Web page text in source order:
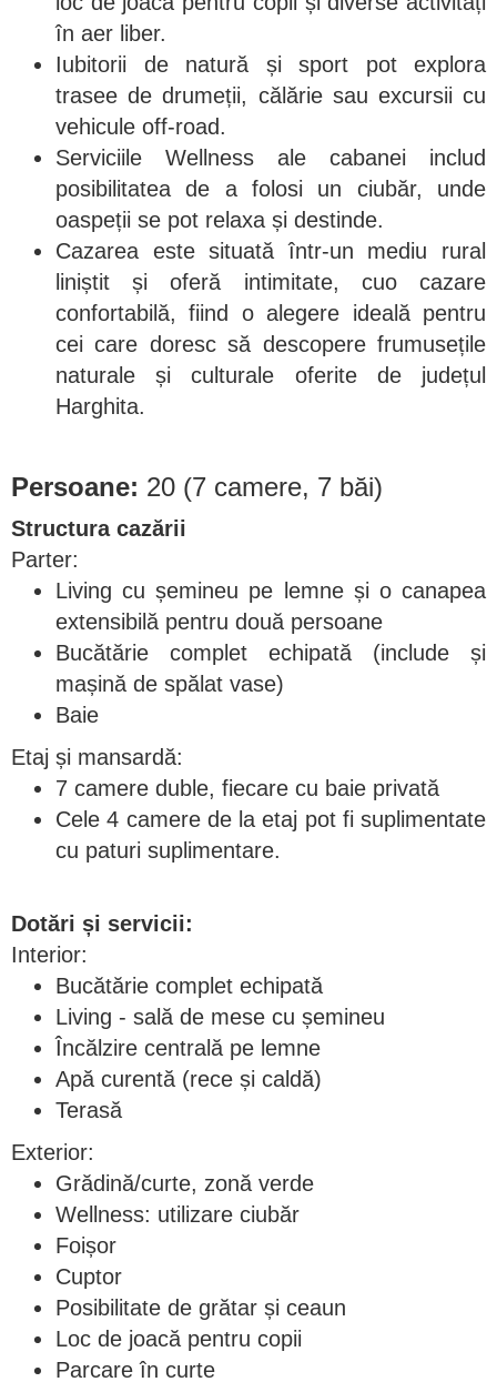
în aer liber.
Iubitorii de natură și sport pot explora
trasee de drumeții, călărie sau excursii cu
vehicule off-road.
Serviciile Wellness ale cabanei includ
posibilitatea de a folosi un ciubăr, unde
oaspeții se pot relaxa și destinde.
Cazarea este situată într-un mediu rural
liniștit și oferă intimitate, cuo cazare
confortabilă, fiind o alegere ideală pentru
cei care doresc să descopere frumusețile
naturale și culturale oferite de județul
Harghita.
Persoane: 20 (7 camere, 7 băi)
Structura cazării
Parter:
Living cu șemineu pe lemne și o canapea
extensibilă pentru două persoane
Bucătărie complet echipată (include și
mașină de spălat vase)
Baie
Etaj și mansardă:
7 camere duble, fiecare cu baie privată
Cele 4 camere de la etaj pot fi suplimentate
cu paturi suplimentare.
Dotări și servicii:
Interior:
Bucătărie complet echipată
Living - sală de mese cu șemineu
Încălzire centrală pe lemne
Apă curentă (rece și caldă)
Terasă
Exterior:
Grădină/curte, zonă verde
Wellness: utilizare ciubăr
Foișor
Cuptor
Posibilitate de grătar și ceaun
Loc de joacă pentru copii
Parcare în curte